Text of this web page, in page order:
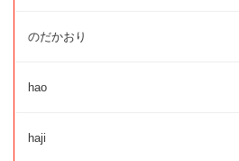
のだかおり
hao
haji